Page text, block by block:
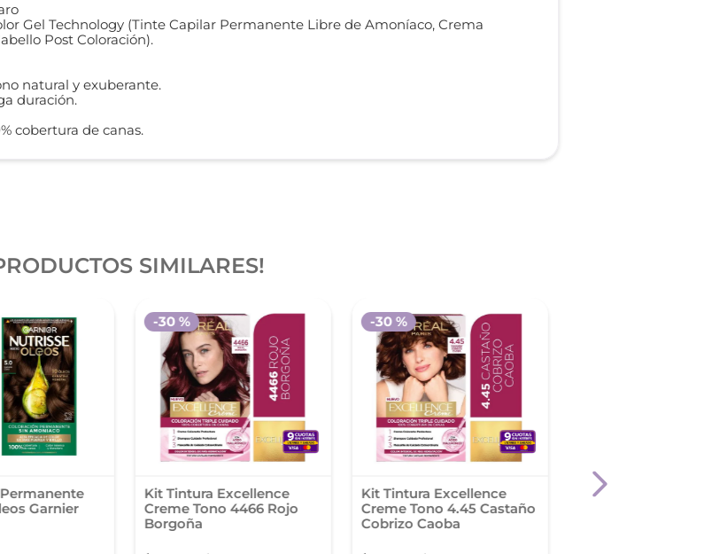
Gel Technology (Tinte Capilar Permanente Libre de Amoníaco, Crema
Post Coloración).
natural y exuberante.
duración.
cobertura de canas.
SIMILARES!
Garnier
Kit Tintura Excellence
Creme Tono 4466 Rojo
Borgoña
-30 %
Kit Tintura Excellence
Creme Tono 4.45 Castaño
Cobrizo Caoba
-30 %
Kit Tintura Nutrisse